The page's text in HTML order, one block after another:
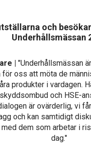
och
Underhållsmässan
| "Underhållsmässan
för oss att möta de
produkter i vardagen.
och HSE-
är ovärderlig, vi
och kan samtidigt
dem som arbetar i
dag."